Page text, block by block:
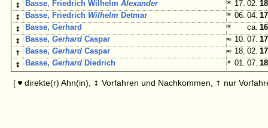
↕ Basse, Friedrich WilhelmAlexander * 17. 02.
↕ Basse, Friedrich Wilhelm Detmar * 06. 04.
↕ Basse, Gerhard * ca.
↕ Basse,Gerhard Caspar ≈ 10. 07.
↑ Basse,Gerhard Caspar ≈ 18. 02.
↕ Basse,Gerhard Diedrich * 01. 07.
[ ♥ direkte(r) Ahn(in), ↕ Vorfahren und Nachkommen, ↑ nur